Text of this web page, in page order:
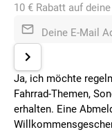
10 € Rabatt auf
Deine E-Mail
Ja, ich möchte
Fahrrad-Themen,
erhalten. Eine